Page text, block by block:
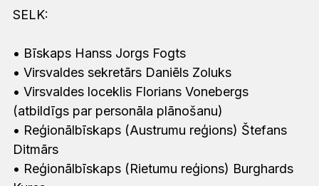
SELK:
• Bīskaps Hanss Jorgs Fogts
• Virsvaldes sekretārs Daniēls Zoluks
• Virsvaldes loceklis Florians Vonebergs
(atbildīgs par personāla plānošanu)
• Reģionālbīskaps (Austrumu reģions) Štefans
Ditmārs
• Reģionālbīskaps (Rietumu reģions) Burghards